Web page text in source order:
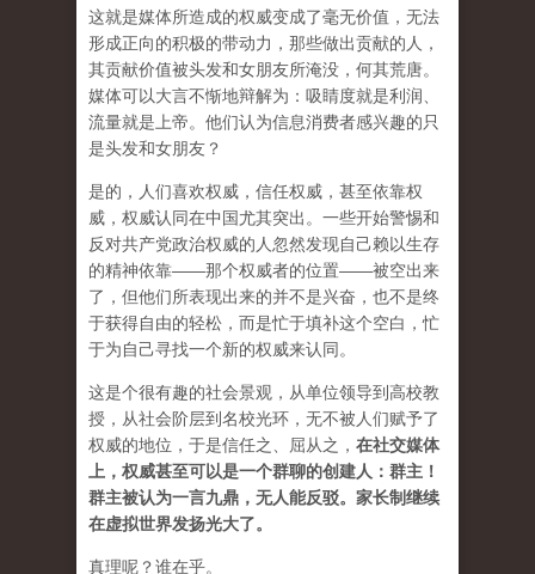
这就是媒体所造成的权威变成了毫无价值，无法
形成正向的积极的带动力，那些做出贡献的人，
其贡献价值被头发和女朋友所淹没，何其荒唐。
媒体可以大言不惭地辩解为：吸睛度就是利润、
流量就是上帝。他们认为信息消费者感兴趣的只
是头发和女朋友？
是的，人们喜欢权威，信任权威，甚至依靠权
威，权威认同在中国尤其突出。一些开始警惕和
反对共产党政治权威的人忽然发现自己赖以生存
的精神依靠——那个权威者的位置——被空出来
了，但他们所表现出来的并不是兴奋，也不是终
于获得自由的轻松，而是忙于填补这个空白，忙
于为自己寻找一个新的权威来认同。
这是个很有趣的社会景观，从单位领导到高校教
授，从社会阶层到名校光环，无不被人们赋予了
权威的地位，于是信任之、屈从之， 在社交媒体
上，权威甚至可以是一个群聊的创建人：群主！
群主被认为一言九鼎，无人能反驳。家长制继续
在虚拟世界发扬光大了。
真理呢？谁在乎。